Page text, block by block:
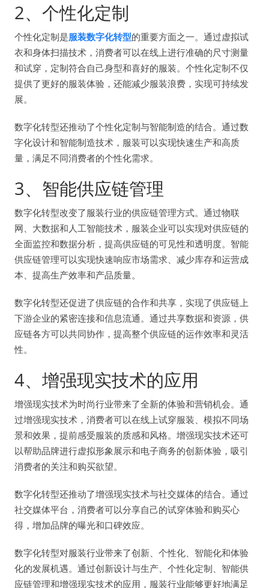
2、个性化定制
个性化定制是服装数字化转型的重要方面之一。通过虚拟试
衣和身体扫描技术，消费者可以在线上进行准确的尺寸测量
和试穿，定制符合自己身型和喜好的服装。个性化定制不仅
提供了更好的服装体验，还能减少服装浪费，实现可持续发
展。
数字化转型还推动了个性化定制与智能制造的结合。通过数
字化设计和智能制造技术，服装可以实现快速生产和高质
量，满足不同消费者的个性化需求。
3、智能供应链管理
数字化转型改变了服装行业的供应链管理方式。通过物联
网、大数据和人工智能技术，服装企业可以实现对供应链的
全面监控和数据分析，提高供应链的可见性和透明度。智能
供应链管理可以实现快速响应市场需求、减少库存和运营成
本、提高生产效率和产品质量。
数字化转型还促进了供应链的合作和共享，实现了供应链上
下游企业的紧密连接和信息流通。通过共享数据和资源，供
应链各方可以共同协作，提高整个供应链的运作效率和灵活
性。
4、增强现实技术的应用
增强现实技术为时尚行业带来了全新的体验和营销机会。通
过增强现实技术，消费者可以在线上试穿服装、模拟不同场
景和效果，提前感受服装的质感和风格。增强现实技术还可
以帮助品牌进行虚拟形象展示和电子商务的创新体验，吸引
消费者的关注和购买欲望。
数字化转型还推动了增强现实技术与社交媒体的结合。通过
社交媒体平台，消费者可以分享自己的试穿体验和购买心
得，增加品牌的曝光和口碑效应。
数字化转型对服装行业带来了创新、个性化、智能化和体验
化的发展机遇。通过创新设计与生产、个性化定制、智能供
应链管理和增强现实技术的应用，服装行业能够更好地满足